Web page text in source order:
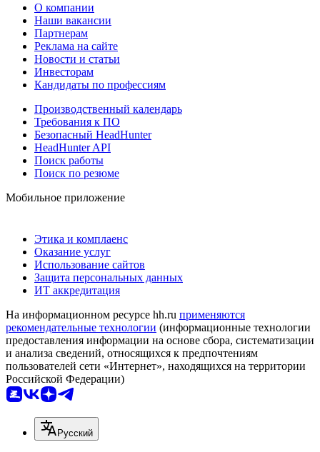
О компании
Наши вакансии
Партнерам
Реклама на сайте
Новости и статьи
Инвесторам
Кандидаты по профессиям
Производственный календарь
Требования к ПО
Безопасный HeadHunter
HeadHunter API
Поиск работы
Поиск по резюме
Мобильное приложение
Этика и комплаенс
Оказание услуг
Использование сайтов
Защита персональных данных
ИТ аккредитация
На информационном ресурсе hh.ru применяются
рекомендательные технологии (информационные технологии
предоставления информации на основе сбора, систематизации
и анализа сведений, относящихся к предпочтениям
пользователей сети «Интернет», находящихся на территории
Российской Федерации)
Русский